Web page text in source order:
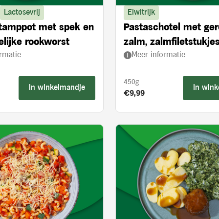
Lactosevrij
met spek en
rookworst
In winkelmandje
Eiwitrijk
Pastaschotel met
zalm,
en spinazie
Meer informatie
450g
Product prijs:
€9,99
In